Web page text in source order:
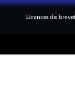
Licences de